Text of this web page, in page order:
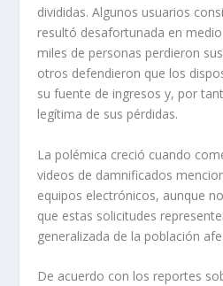
divididas. Algunos usuarios
resultó desafortunada en
miles de personas perdieron
otros defendieron que los
su fuente de ingresos y, por
legítima de sus pérdidas.
La polémica creció cuando
videos de damnificados
equipos electrónicos, aunque
que estas solicitudes
generalizada de la población
De acuerdo con los reportes